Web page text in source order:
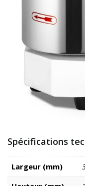
Spécifications
Largeur (mm)